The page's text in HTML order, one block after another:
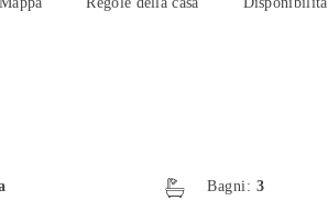
Bagni: 3